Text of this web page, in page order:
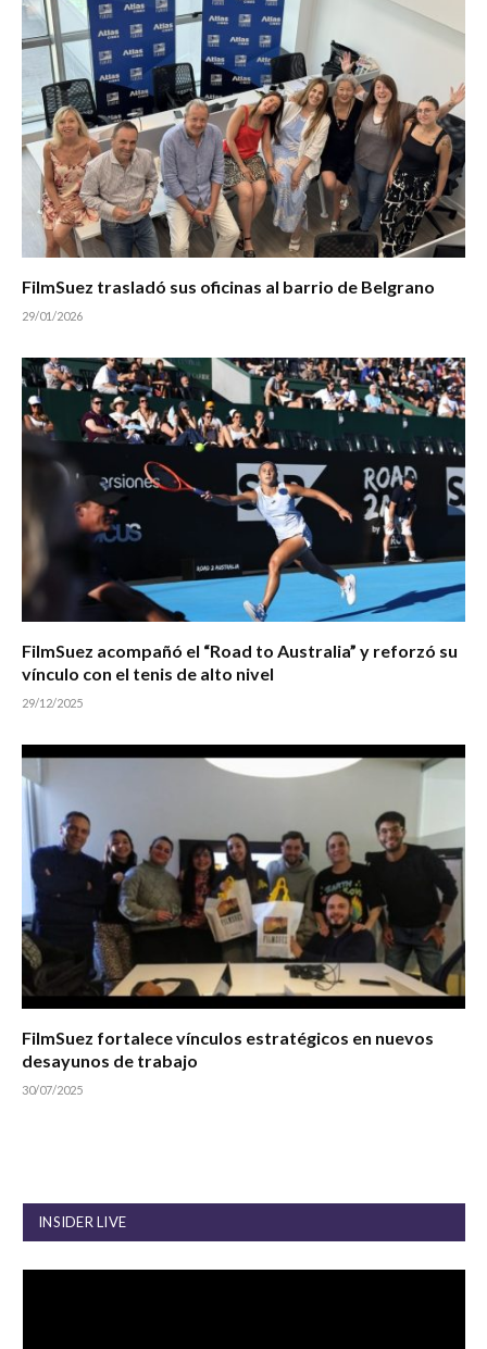
FilmSuez trasladó sus oficinas al barrio de Belgrano
29/01/2026
FilmSuez acompañó el “Road to Australia” y reforzó su
vínculo con el tenis de alto nivel
29/12/2025
FilmSuez fortalece vínculos estratégicos en nuevos
desayunos de trabajo
30/07/2025
INSIDER LIVE